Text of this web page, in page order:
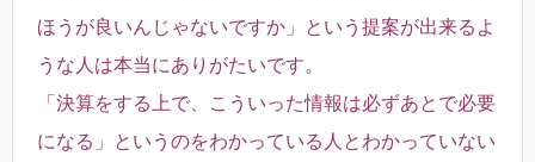
ほうが良いんじゃないですか」という提案が出来るよ
うな人は本当にありがたいです。
「決算をする上で、こういった情報は必ずあとで必要
になる」というのをわかっている人とわかっていない